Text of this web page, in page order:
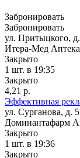
Забронировать
Забронировать
ул. Притыцкого,
Итера-Мед
Закрыто
1 шт. в 19:35
Закрыто
4,21 р.
Эффективная
ул. Сурганова, д.
Доминантафарм
Закрыто
1 шт. в 19:36
Закрыто